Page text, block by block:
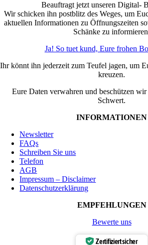
Beauftragt jetzt unseren Digital-
Wir schicken ihn postblitz des Weges, um
aktuellen Informationen zu Öffnungszeiten
Schänke zu
Ja! So tuet kund, Eure frohen
Ihr könnt ihn jederzeit zum Teufel jagen, um
kreuzen.
Eure Daten verwahren und beschützen wir
Schwert.
INFORMATIONEN
Newsletter
FAQs
Schreiben Sie uns
Telefon
AGB
Impressum – Disclaimer
Datenschutzerklärung
EMPFEHLUNGEN
Bewerte uns
Zertifiziert sicher